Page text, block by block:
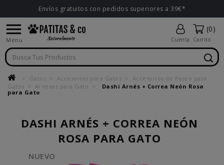
Envíos gratuitos con pedidos superiores a 39€*

Menu Cuenta
(0)
Carrito
Gatos Accesorios para Gatos
Accesorios de Paseo para
Gatos
Arneses para Gato
Dashi Arnés + Correa Neón Rosa
para Gato
DASHI ARNÉS + CORREA NEÓN
ROSA PARA GATO
NUEVO